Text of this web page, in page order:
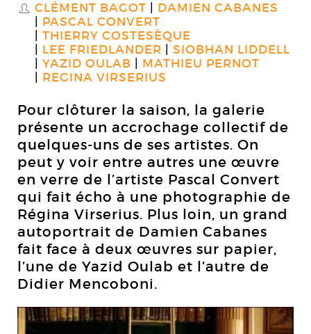
S CLÉMENT BAGOT
DAMIEN CABANES
PASCAL CONVERT
THIERRY COSTESÈQUE
LEE FRIEDLANDER
SIOBHAN LIDDELL
YAZID OULAB
MATHIEU PERNOT
REGINA VIRSERIUS
Pour clôturer la saison, la galerie
présente un accrochage collectif de
quelques-uns de ses artistes. On
peut y voir entre autres une œuvre
en verre de l’artiste Pascal Convert
qui fait écho à une photographie de
Régina Virserius. Plus loin, un grand
autoportrait de Damien Cabanes
fait face à deux œuvres sur papier,
l’une de Yazid Oulab et l’autre de
Didier Mencoboni.